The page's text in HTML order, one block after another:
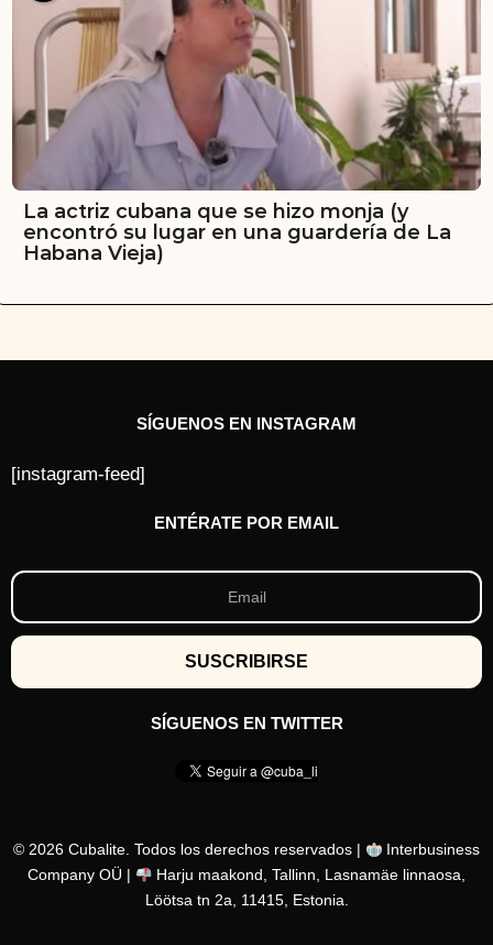
La actriz cubana que se hizo monja (y
encontró su lugar en una guardería de La
Habana Vieja)
SÍGUENOS EN INSTAGRAM
[instagram-feed]
ENTÉRATE POR EMAIL
SÍGUENOS EN TWITTER
© 2026 Cubalite. Todos los derechos reservados |
Interbusiness
Company OÜ |
Harju maakond, Tallinn, Lasnamäe linnaosa,
Löötsa tn 2a, 11415, Estonia.